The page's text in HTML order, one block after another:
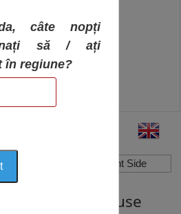
Show/Hide Right Side
de Biciclete, Ruse
câte nopți
să / ați
în regiune?